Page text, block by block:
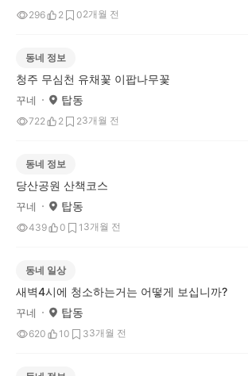
296 2 02개월 전
동네 정보
청주 무심천 유채꽃 이팝나무꽃
꾸네 탑동
722 2 23개월 전
동네 정보
당산공원 산책코스
꾸네 탑동
439 0 1 3개월 전
동네 일상
새벽4시에 청소하는거는 어떻게 보십니까?
꾸네 탑동
620 10 33개월 전